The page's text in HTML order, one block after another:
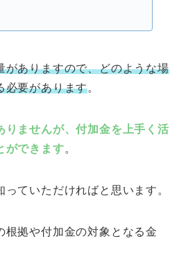
がありますので、どのような場
必要があります。
ませんが、付加金を上手く活
ができます。
ていただければと思います。
拠や付加金の対象となる金